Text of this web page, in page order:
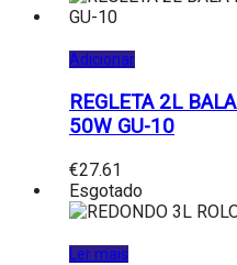
Adicionar
REGLETA 2L
50W GU-10
€27.61
Esgotado
Ler mais